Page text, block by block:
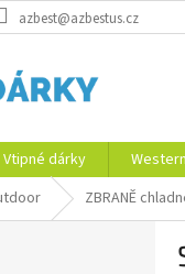
azbest@azbestus.cz
Vtipné dárky Western
ZBRANĚ